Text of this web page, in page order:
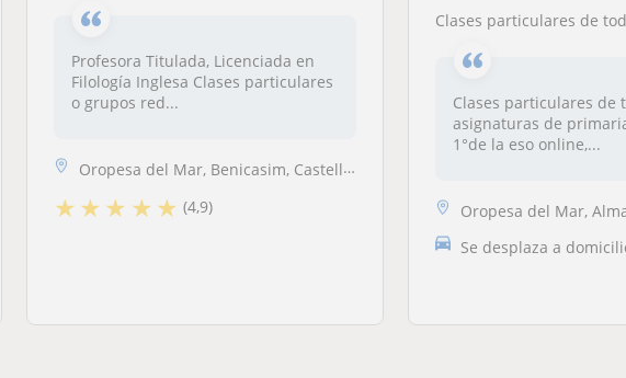
Profesora Titulada, Licenciada en
Filología Inglesa Clases particulares
o grupos red...
Oropesa del Mar, Benicasim, Castellón de la Plana
★★★ ★★ (4,9)
Clases particulares de todas las asignaturas de primaria y hasta 3°de la eso online,en mi domicilio y a domicilio, experiencia con niños que sufren
Clases particulares de
asignaturas de
1°de la eso online,...
Oropesa del Mar, Almazora, Benicasim,
Se desplaza a